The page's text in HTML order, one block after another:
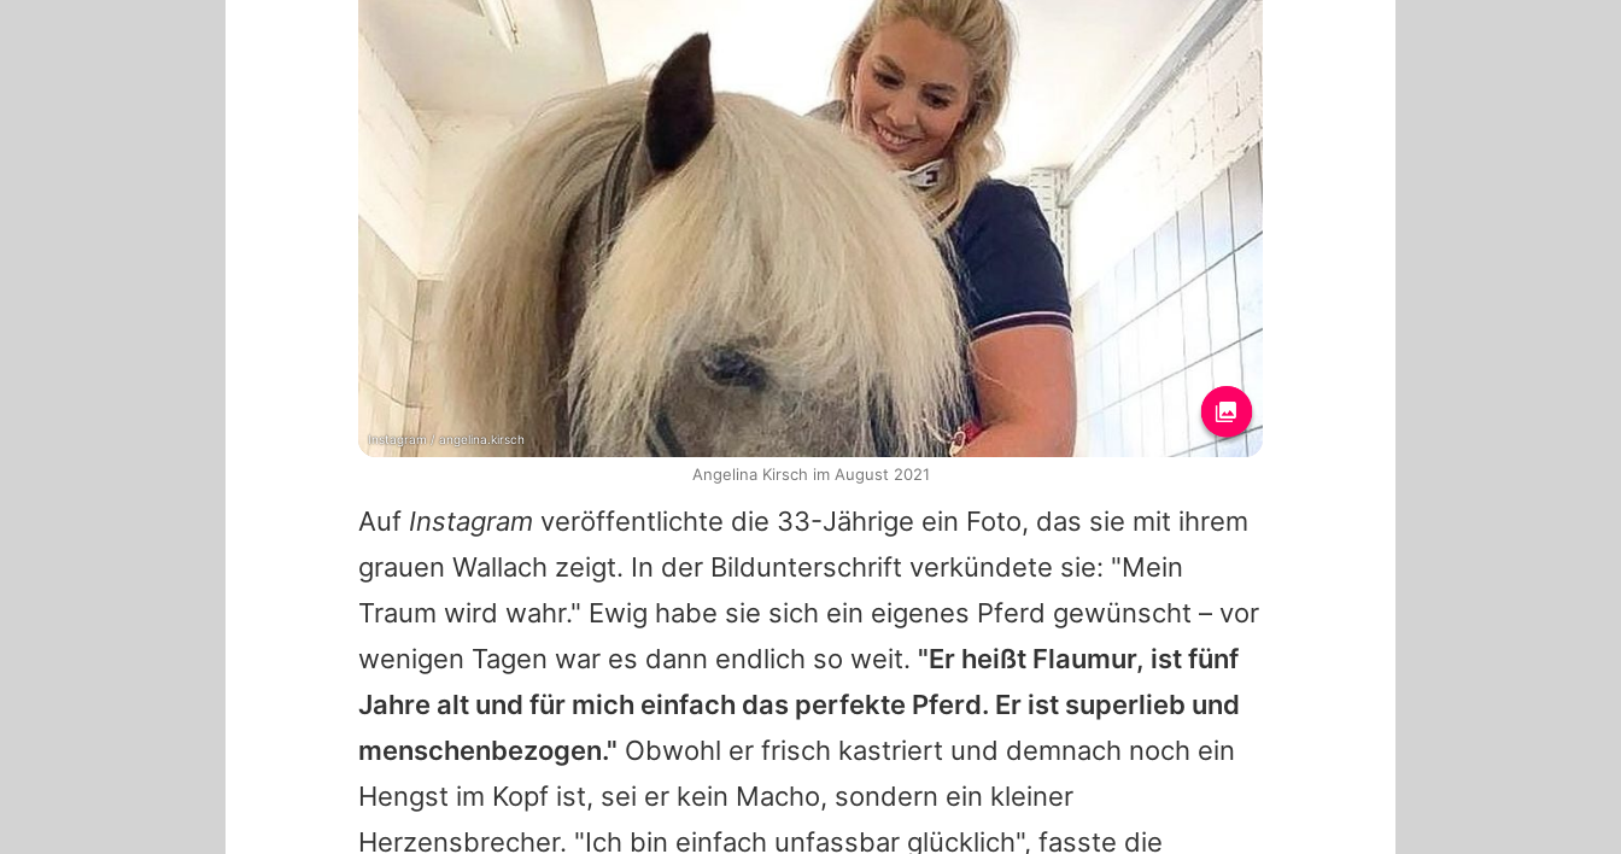
Auf Instagram veröffentlichte die 33-Jährige ein Foto, das sie mit ihrem
grauen Wallach zeigt. In der Bildunterschrift verkündete sie: "Mein
Traum wird wahr." Ewig habe sie sich ein eigenes Pferd gewünscht – vor
wenigen Tagen war es dann endlich so weit. "Er heißt Flaumur, ist fünf
Jahre alt und für mich einfach das perfekte Pferd. Er ist superlieb und
menschenbezogen." Obwohl er frisch kastriert und demnach noch ein
Hengst im Kopf ist, sei er kein Macho, sondern ein kleiner
Herzensbrecher. "Ich bin einfach unfassbar glücklich", fasste die
Instagram / angelina.kirsch
Angelina Kirsch im August 2021